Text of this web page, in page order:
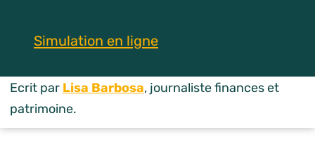
Simulation en ligne
Ecrit par Lisa Barbosa, journaliste finances et
patrimoine.